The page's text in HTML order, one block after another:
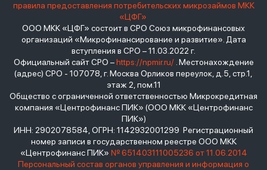
правила предоставления потребительских микрозаймов МКК
«ЦФГ»
ООО МКК «ЦФГ» состоит в СРО Союз микрофинансовых
организаций «Микрофинансирование и развитие». Дата
вступления в СРО – 11.03.2022 г.
Официальный сайт СРО –https://npmir.ru/. Местонахождение
(адрес) СРО - 107078, г. Москва Орликов переулок, д.5, стр.1,
этаж 2, пом.11
Общество с ограниченной ответственностью Микрокредитная
компания «Центрофинанс ПИК» (ООО МКК «Центрофинанс
ПИК»)
ИНН: 2902078584, ОГРН: 1142932001299 Регистрационный
номер записи в государственном реестре ООО МКК
«Центрофинанс ПИК» № 651403111005236 от 11.06.2014
Персональный состав органов управления и информация о